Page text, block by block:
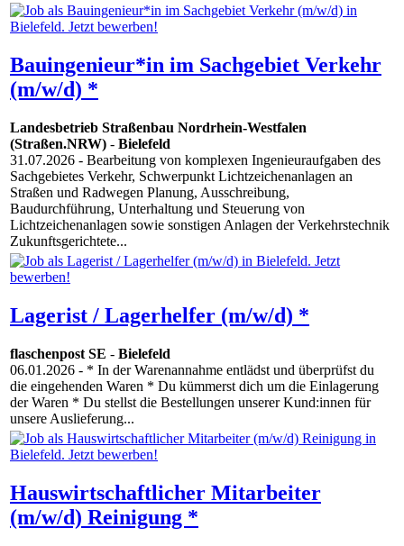
Bauingenieur*in im Sachgebiet Verkehr
(m/w/d) *
Landesbetrieb Straßenbau Nordrhein-Westfalen
(Straßen.NRW) - Bielefeld
31.07.2026 - Bearbeitung von komplexen Ingenieuraufgaben des
Sachgebietes Verkehr, Schwerpunkt Lichtzeichenanlagen an
Straßen und Radwegen Planung, Ausschreibung,
Baudurchführung, Unterhaltung und Steuerung von
Lichtzeichenanlagen sowie sonstigen Anlagen der Verkehrstechnik
Zukunftsgerichtete...
Lagerist / Lagerhelfer (m/w/d) *
flaschenpost SE - Bielefeld
06.01.2026 - * In der Warenannahme entlädst und überprüfst du
die eingehenden Waren * Du kümmerst dich um die Einlagerung
der Waren * Du stellst die Bestellungen unserer Kund:innen für
unsere Auslieferung...
Hauswirtschaftlicher Mitarbeiter
(m/w/d) Reinigung *